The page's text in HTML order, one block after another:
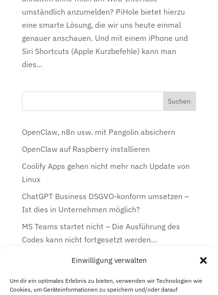
Einwilligung verwalten
Um dir ein optimales Erlebnis zu bieten, verwenden wir Technologien wie
Cookies, um Geräteinformationen zu speichern und/oder darauf
umständlich anzumelden? PiHole bietet hierzu
eine smarte Lösung, die wir uns heute einmal
genauer anschauen. Und mit einem iPhone und
Siri Shortcuts (Apple Kurzbefehle) kann man
dies...
OpenClaw, n8n usw. mit Pangolin absichern
OpenClaw auf Raspberry installieren
Coolify Apps gehen nicht mehr nach Update von
Linux
ChatGPT Business DSGVO-konform umsetzen –
Ist dies in Unternehmen möglich?
MS Teams startet nicht – Die Ausführung des
Codes kann nicht fortgesetzt werden…
Kategorien